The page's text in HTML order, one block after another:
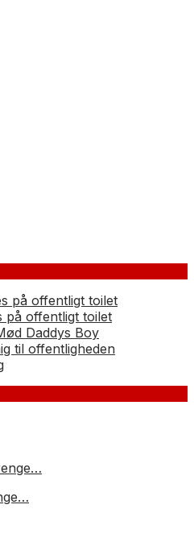
på offentligt toilet
på offentligt toilet
Daddys Boy
til offentligheden